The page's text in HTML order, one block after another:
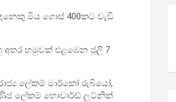
මිය ගොස් 400කට වැඩි
අතර හමුවක් එළඹෙන ජූලි 7
ලේකම් මාර්කෝ රුබියෝ,
ලේකම් හොවාර්ඩ් ලුට්නික්